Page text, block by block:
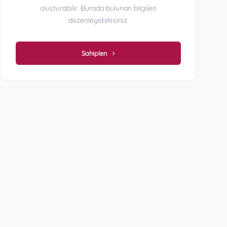
oluşturabilir. Burada bulunan bilgileri
düzenleyebilirsiniz.
Sahiplen